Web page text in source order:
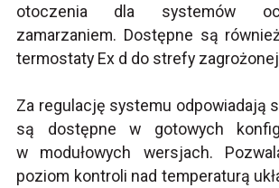
otoczenia dla systemów
zamarzaniem. Dostępne są
termostaty Ex d do strefy
Za regulację systemu odpowiadają
są dostępne w gotowych
w modułowych wersjach.
poziom kontroli nad temperaturą